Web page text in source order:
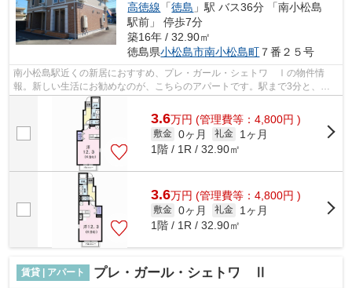
高徳線 「徳島 」駅 バス36分 「南小松島
駅前」 停歩7分
築16年 / 32.90㎡
徳島県小松島市南小松島町 ７番２５号
南小松島駅近くの新居におすすめ、プレ・ガール・シェトワ Ⅰの物件情
報。新しい生活にお勧めなのが、こちらのアパートです。駅まで3分と、駅
近でアクセスも良好な物件です。小松島市...
3.6万円 (管理費等：4,800円 )
敷金 0ヶ月 礼金
1ヶ月
1階 / 1R / 32.90㎡
3.6万円 (管理費等：4,800円 )
敷金 0ヶ月 礼金
1ヶ月
1階 / 1R / 32.90㎡
賃貸 | アパート プレ・ガール・シェトワ Ⅱ